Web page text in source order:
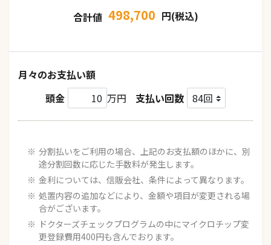
合計値 498,700 円(税込)
月々のお支払い額
頭金
万円 支払い回数
分割払いをご利用の場合、上記のお支払額のほかに、別
途分割回数に応じた手数料が発生します。
金利については、信販会社、条件によって異なります。
処置内容の追加などにより、金額や項目が変更される場
合がございます。
ドクターズチェックプログラムの中にマイクロチップ変
更登録費用400円も含んでおります。